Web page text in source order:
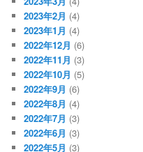
2023年2月 (4)
2023年1月 (4)
2022年12月 (6)
2022年11月 (3)
2022年10月 (5)
2022年9月 (6)
2022年8月 (4)
2022年7月 (3)
2022年6月 (3)
2022年5月 (3)